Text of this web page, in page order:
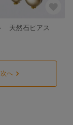
天然石ピアス
次へ